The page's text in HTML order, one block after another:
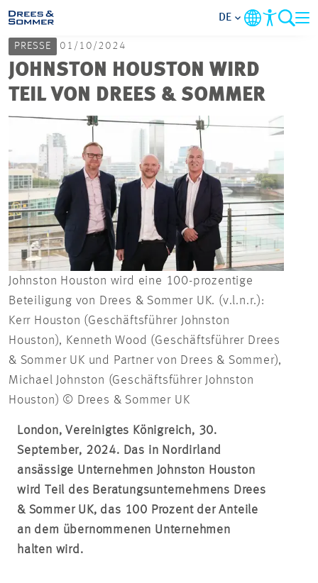
MARKETS
UNTERNEHMEN
IM FOKUS
KARRIERE
PROJEKTE
KONTAKT
DE
PRESSE 01/10/2024
JOHNSTON HOUSTON WIRD
TEIL VON DREES & SOMMER
Johnston Houston wird eine 100-prozentige
Beteiligung von Drees & Sommer UK. (v.l.n.r.):
Kerr Houston (Geschäftsführer Johnston
Houston), Kenneth Wood (Geschäftsführer Drees
& Sommer UK und Partner von Drees & Sommer),
Michael Johnston (Geschäftsführer Johnston
Houston) © Drees & Sommer UK
London, Vereinigtes Königreich, 30.
September, 2024. Das in Nordirland
ansässige Unternehmen Johnston Houston
wird Teil des Beratungsunternehmens Drees
& Sommer UK, das 100 Prozent der Anteile
an dem übernommenen Unternehmen
halten wird.